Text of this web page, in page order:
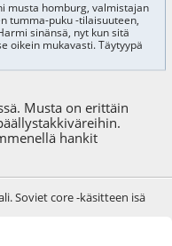
musta homburg, valmistajan
tumma-puku -tilaisuuteen,
sinänsä, nyt kun sitä
oikein mukavasti. Täytyypä
Musta on erittäin
hankit
Soviet core -käsitteen isä